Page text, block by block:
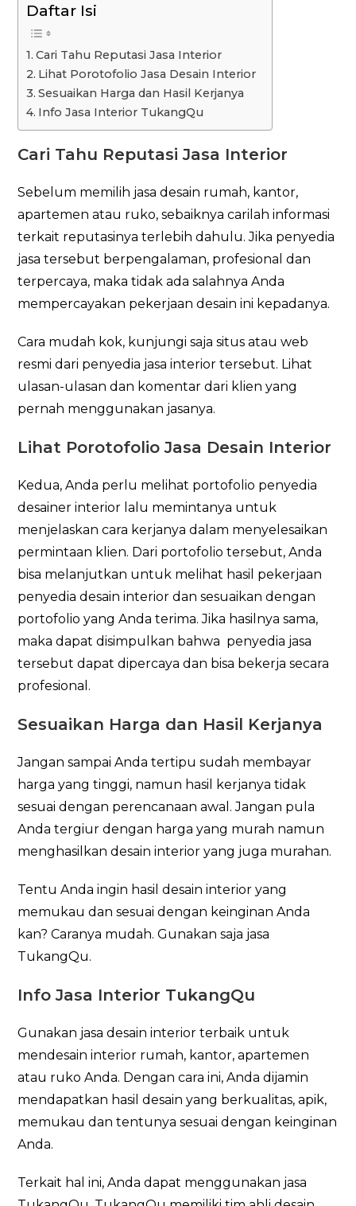
Daftar Isi
Cari Tahu Reputasi Jasa Interior
Lihat Porotofolio Jasa Desain Interior
Sesuaikan Harga dan Hasil Kerjanya
Info Jasa Interior TukangQu
Cari Tahu Reputasi Jasa Interior
Sebelum memilih jasa desain rumah, kantor,
apartemen atau ruko, sebaiknya carilah informasi
terkait reputasinya terlebih dahulu. Jika penyedia
jasa tersebut berpengalaman, profesional dan
terpercaya, maka tidak ada salahnya Anda
mempercayakan pekerjaan desain ini kepadanya.
Cara mudah kok, kunjungi saja situs atau web
resmi dari penyedia jasa interior tersebut. Lihat
ulasan-ulasan dan komentar dari klien yang
pernah menggunakan jasanya.
Lihat Porotofolio Jasa Desain Interior
Kedua, Anda perlu melihat portofolio penyedia
desainer interior lalu memintanya untuk
menjelaskan cara kerjanya dalam menyelesaikan
permintaan klien. Dari portofolio tersebut, Anda
bisa melanjutkan untuk melihat hasil pekerjaan
penyedia desain interior dan sesuaikan dengan
portofolio yang Anda terima. Jika hasilnya sama,
maka dapat disimpulkan bahwa penyedia jasa
tersebut dapat dipercaya dan bisa bekerja secara
profesional.
Sesuaikan Harga dan Hasil Kerjanya
Jangan sampai Anda tertipu sudah membayar
harga yang tinggi, namun hasil kerjanya tidak
sesuai dengan perencanaan awal. Jangan pula
Anda tergiur dengan harga yang murah namun
menghasilkan desain interior yang juga murahan.
Tentu Anda ingin hasil desain interior yang
memukau dan sesuai dengan keinginan Anda
kan? Caranya mudah. Gunakan saja jasa
TukangQu.
Info Jasa Interior TukangQu
Gunakan jasa desain interior terbaik untuk
mendesain interior rumah, kantor, apartemen
atau ruko Anda. Dengan cara ini, Anda dijamin
mendapatkan hasil desain yang berkualitas, apik,
memukau dan tentunya sesuai dengan keinginan
Anda.
Terkait hal ini, Anda dapat menggunakan jasa